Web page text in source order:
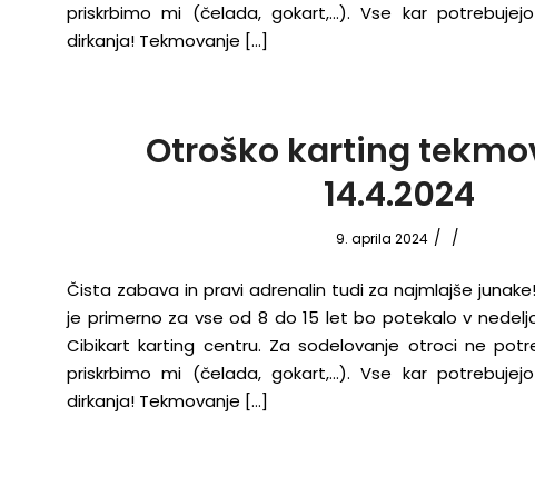
priskrbimo mi (čelada, gokart,…). Vse kar
dirkanja! Tekmovanje […]
Otroško karting
14.4.2024
9. aprila 2024 / /
Čista zabava in pravi adrenalin tudi za najmlajše
je primerno za vse od 8 do 15 let bo potekalo v
Cibikart karting centru. Za sodelovanje otroci ne
priskrbimo mi (čelada, gokart,…). Vse kar
dirkanja! Tekmovanje […]